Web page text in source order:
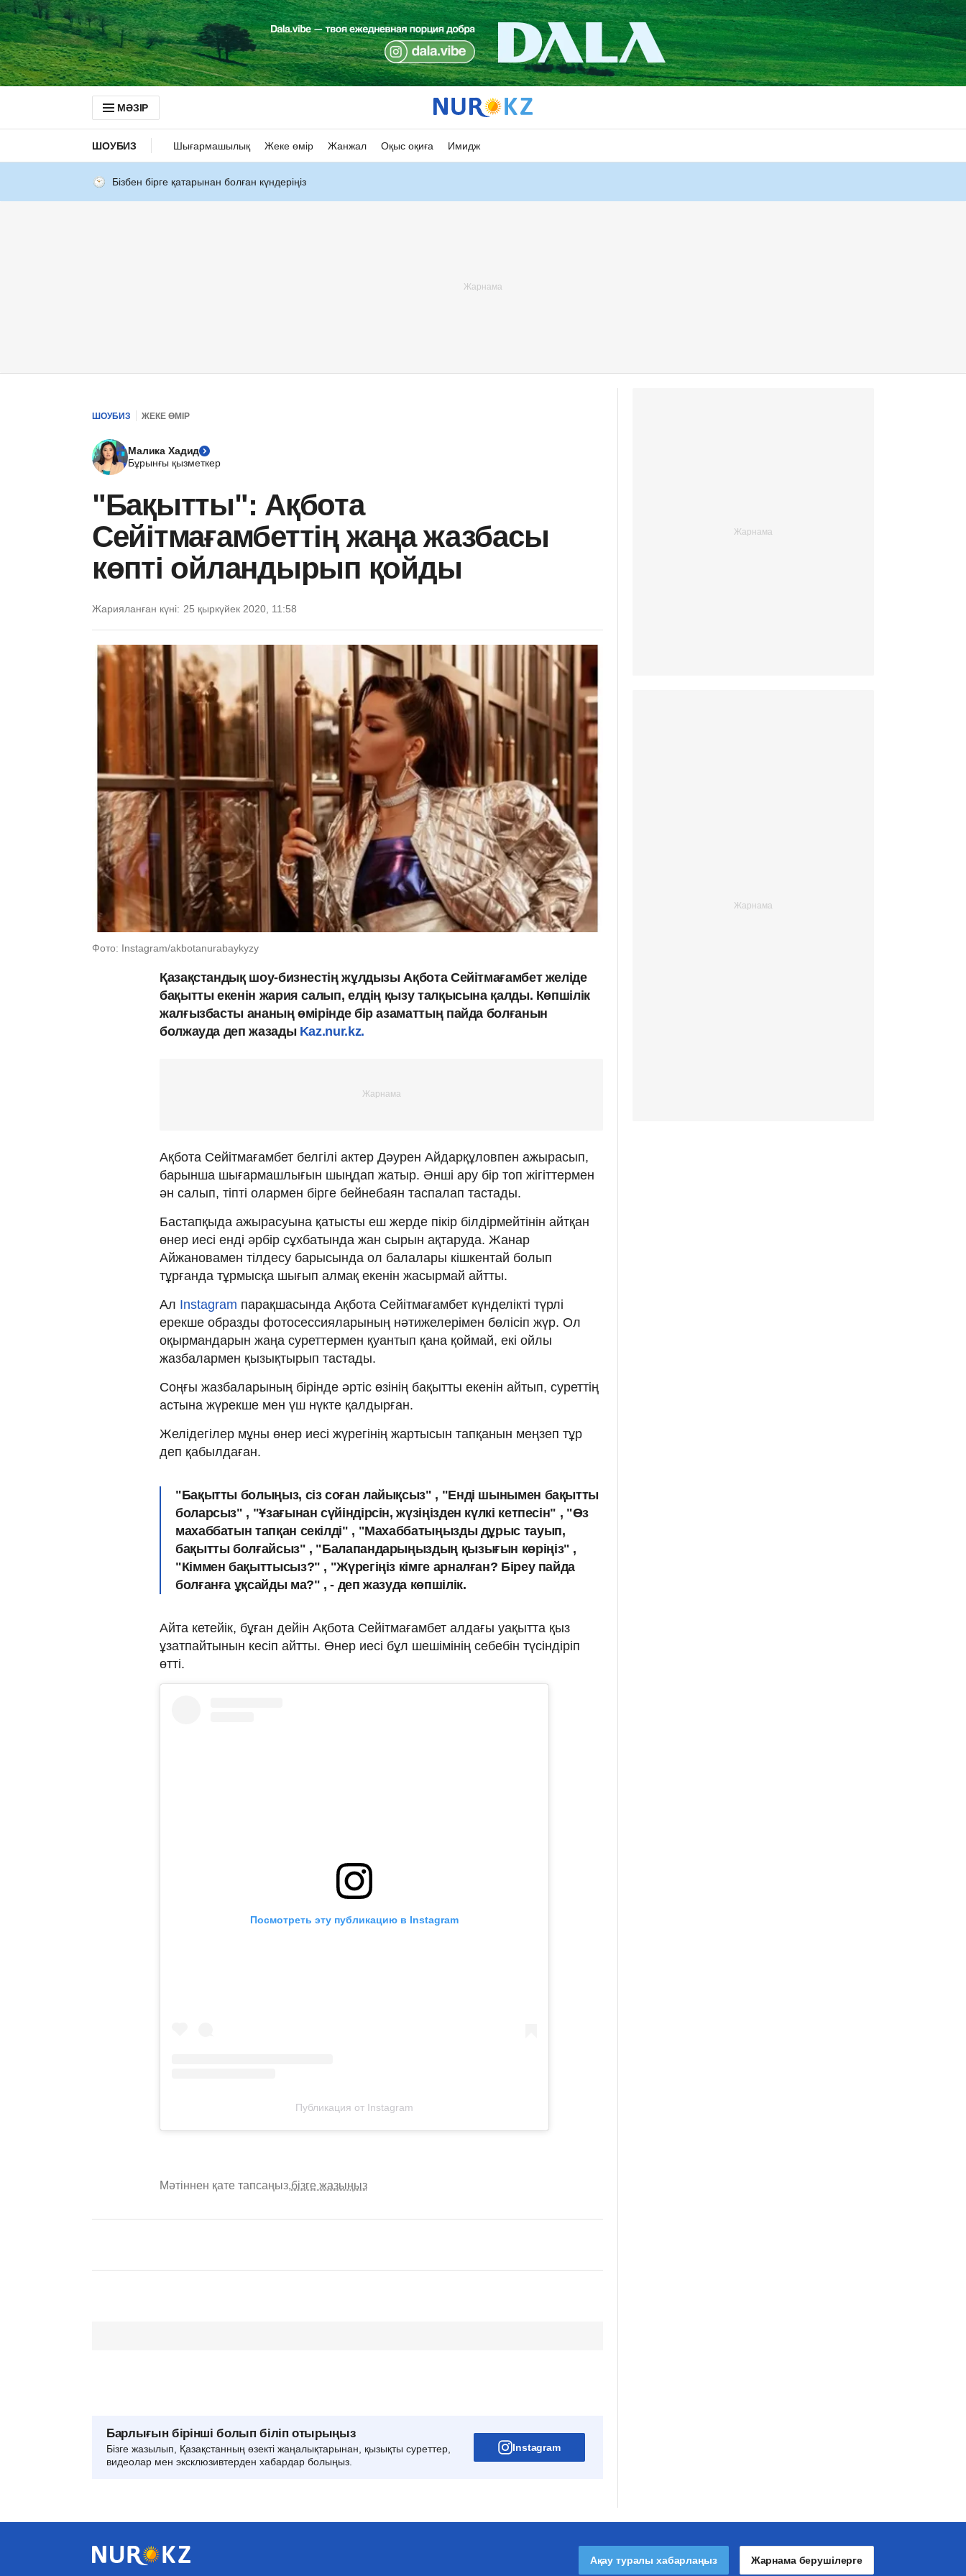
МӘЗІР
ШОУБИЗ Шығармашылық Жеке өмір Жанжал Оқыс оқиға Имидж
Бізбен бірге қатарынан болған күндеріңіз
ШОУБИЗ ЖЕКЕ ӨМІР
Малика Хадид
Бұрынғы қызметкер
"Бақытты": Ақбота
Сейітмағамбеттің жаңа жазбасы
көпті ойландырып қойды
Жарияланған күні: 25 қыркүйек 2020, 11:58
Фото: Instagram/akbotanurabaykyzy
Қазақстандық шоу-бизнестің жұлдызы Ақбота Сейітмағамбет желіде
бақытты екенін жария салып, елдің қызу талқысына қалды. Көпшілік
жалғызбасты ананың өмірінде бір азаматтың пайда болғанын
болжауда деп жазады Kaz.nur.kz.
Ақбота Сейітмағамбет белгілі актер Дәурен Айдарқұловпен ажырасып,
барынша шығармашлығын шыңдап жатыр. Әнші ару бір топ жігіттермен
ән салып, тіпті олармен бірге бейнебаян таспалап тастады.
Бастапқыда ажырасуына қатысты еш жерде пікір білдірмейтінін айтқан
өнер иесі енді әрбір сұхбатында жан сырын ақтаруда. Жанар
Айжановамен тілдесу барысында ол балалары кішкентай болып
тұрғанда тұрмысқа шығып алмақ екенін жасырмай айтты.
Ал Instagram парақшасында Ақбота Сейітмағамбет күнделікті түрлі
ерекше образды фотосессияларының нәтижелерімен бөлісіп жүр. Ол
оқырмандарын жаңа суреттермен қуантып қана қоймай, екі ойлы
жазбалармен қызықтырып тастады.
Соңғы жазбаларының бірінде әртіс өзінің бақытты екенін айтып, суреттің
астына жүрекше мен үш нүкте қалдырған.
Желідегілер мұны өнер иесі жүрегінің жартысын тапқанын меңзеп тұр
деп қабылдаған.
"Бақытты болыңыз, сіз соған лайықсыз" , "Енді шынымен бақытты
боларсыз" , "Ұзағынан сүйіндірсін, жүзіңізден күлкі кетпесін" , "Өз
махаббатын тапқан секілді" , "Махаббатыңызды дұрыс тауып,
бақытты болғайсыз" , "Балапандарыңыздың қызығын көріңіз" ,
"Кіммен бақыттысыз?" , "Жүрегіңіз кімге арналған? Біреу пайда
болғанға ұқсайды ма?" , - деп жазуда көпшілік.
Айта кетейік, бұған дейін Ақбота Сейітмағамбет алдағы уақытта қыз
ұзатпайтынын кесіп айтты. Өнер иесі бұл шешімінің себебін түсіндіріп
өтті.
Посмотреть эту публикацию в Instagram
Публикация от Instagram
Мәтіннен қате тапсаңыз,бізге жазыңыз
Барлығын бірінші болып біліп отырыңыз
Бізге жазылып, Қазақстанның өзекті жаңалықтарынан, қызықты суреттер,
видеолар мен эксклюзивтерден хабардар болыңыз.
Instagram
Ақау туралы хабарлаңыз Жарнама берушілерге